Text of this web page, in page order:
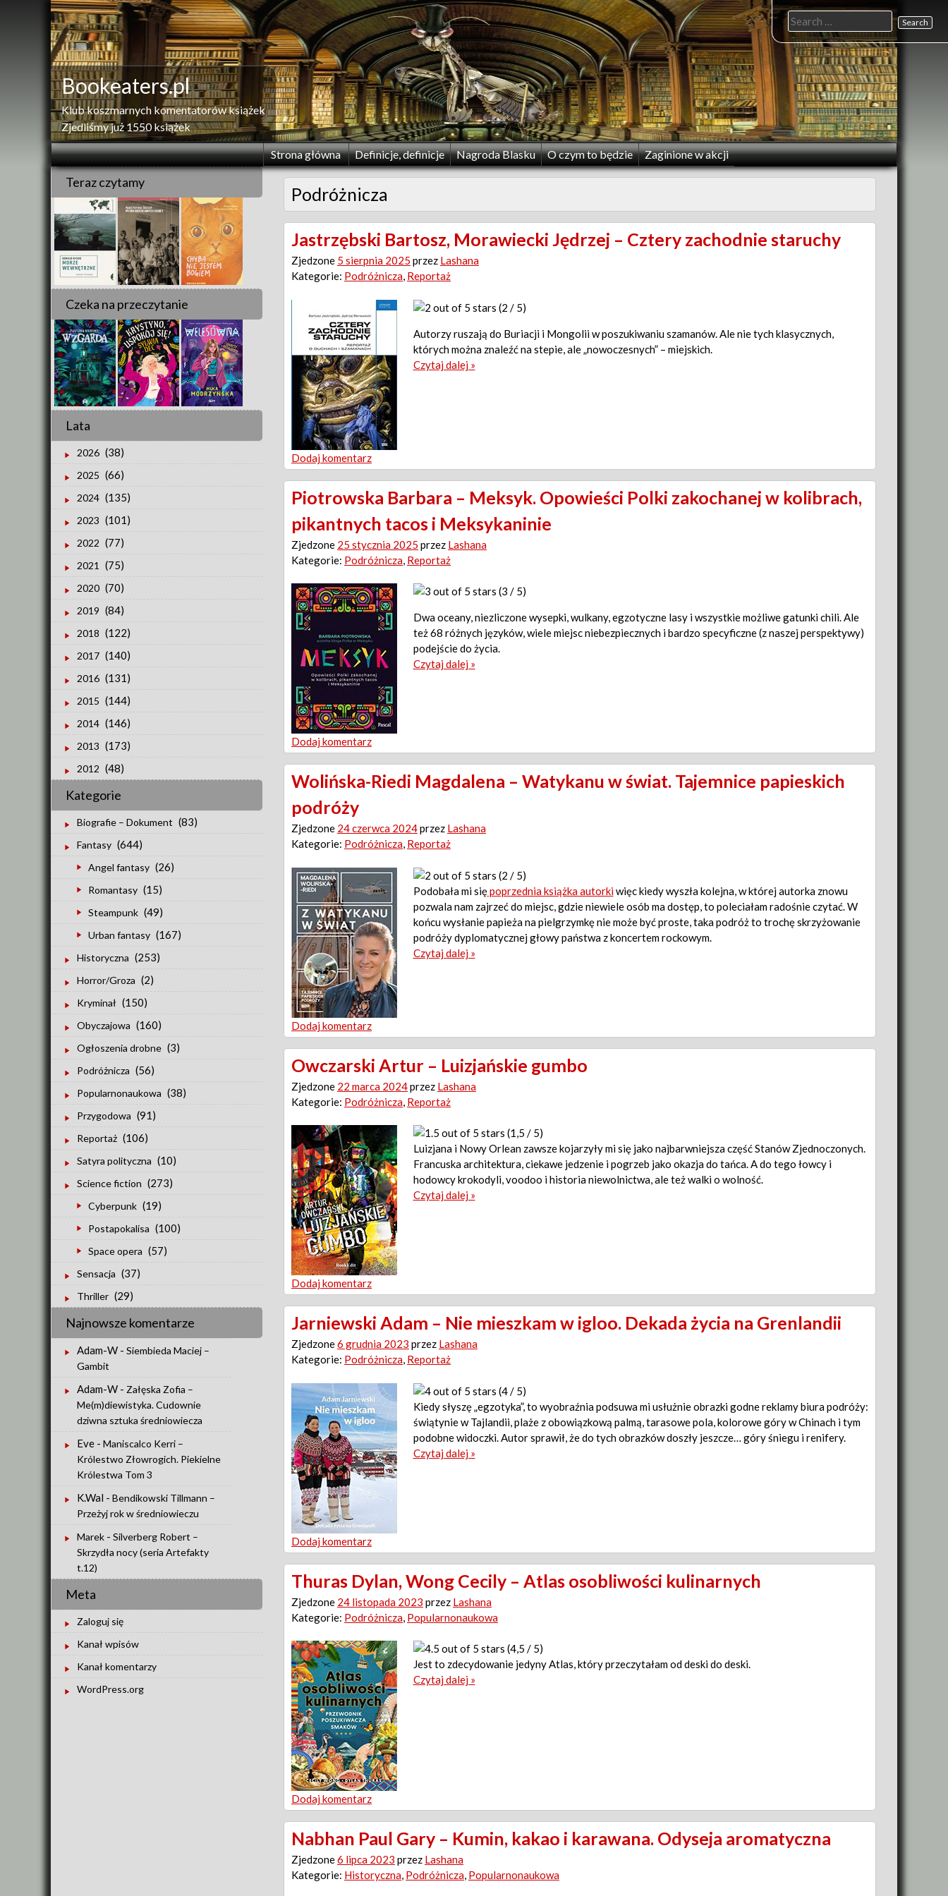
Bookeaters.pl
Klub koszmarnych komentatorów książek
Zjedliśmy już 1550 książek
Strona główna Definicje, definicje Nagroda Blasku O czym to będzie Zaginione w akcji
Search
for:
Podróżnicza
Jastrzębski Bartosz, Morawiecki Jędrzej – Cztery zachodnie staruchy
Zjedzone 5 sierpnia 2025 przez Lashana
Kategorie: Podróżnicza, Reportaż
(2 / 5)
Autorzy ruszają do Buriacji i Mongolii w poszukiwaniu szamanów. Ale nie tych klasycznych,
których można znaleźć na stepie, ale „nowoczesnych” – miejskich.
Czytaj dalej »
Dodaj komentarz
Piotrowska Barbara – Meksyk. Opowieści Polki zakochanej w kolibrach,
pikantnych tacos i Meksykaninie
Zjedzone 25 stycznia 2025 przez Lashana
Kategorie: Podróżnicza Reportaż
(3 / 5)
Dwa oceany, niezliczone wysepki, wulkany, egzotyczne lasy i wszystkie możliwe gatunki chili. Ale
też 68 różnych języków, wiele miejsc niebezpiecznych i bardzo specyficzne (z naszej perspektywy)
podejście do życia.
Czytaj dalej »
Dodaj komentarz
Wolińska-Riedi Magdalena – Watykanu w świat. Tajemnice papieskich
podróży
Zjedzone 24 czerwca 2024przez Lashana
Kategorie: Podróżnicza, Reportaż
(2 / 5)
Podobała mi siępoprzednia książka autorkiwięc kiedy wyszła kolejna, w której autorka znowu
pozwala nam zajrzeć do miejsc, gdzie niewiele osób ma dostęp, to poleciałam radośnie czytać. W
końcu wysłanie papieża na pielgrzymkę nie może być proste, taka podróż to trochę skrzyżowanie
podróży dyplomatycznej głowy państwa z koncertem rockowym.
Czytaj dalej »
Dodaj komentarz
Owczarski Artur – Luizjańskie gumbo
Zjedzone 22 marca 2024przez Lashana
Kategorie: Podróżnicza Reportaż
(1,5 / 5)
Luizjana i Nowy Orlean zawsze kojarzyły mi się jako najbarwniejsza część Stanów Zjednoczonych.
Francuska architektura, ciekawe jedzenie i pogrzeb jako okazja do tańca. A do tego łowcy i
hodowcy krokodyli, voodoo i historia niewolnictwa, ale też walki o wolność.
Czytaj dalej »
Dodaj komentarz
Jarniewski Adam – Nie mieszkam w igloo. Dekada życia na Grenlandii
Zjedzone6 grudnia 2023 przez Lashana
Kategorie: Podróżnicza, Reportaż
(4 / 5)
Kiedy słyszę „egzotyka”, to wyobraźnia podsuwa mi usłużnie obrazki godne reklamy biura podróży:
świątynie w Tajlandii, plaże z obowiązkową palmą, tarasowe pola, kolorowe góry w Chinach i tym
podobne widoczki. Autor sprawił, że do tych obrazków doszły jeszcze… góry śniegu i renifery.
Czytaj dalej »
Dodaj komentarz
Thuras Dylan, Wong Cecily – Atlas osobliwości kulinarnych
Zjedzone 24 listopada 2023 przez Lashana
Kategorie: Podróżnicza Popularnonaukowa
(4,5 / 5)
Jest to zdecydowanie jedyny Atlas, który przeczytałam od deski do deski.
Czytaj dalej »
Dodaj komentarz
Nabhan Paul Gary – Kumin, kakao i karawana. Odyseja aromatyczna
Zjedzone6 lipca 2023 przez Lashana
Kategorie: Historyczna, Podróżnicza, Popularnonaukowa
Teraz czytamy
Czeka na przeczytanie
Lata
2026 (38)
2025 (66)
2024 (135)
2023 (101)
2022 (77)
2021 (75)
2020 (70)
2019 (84)
2018 (122)
2017 (140)
2016 (131)
2015 (144)
2014 (146)
2013 (173)
2012 (48)
Kategorie
Biografie – Dokument (83)
Fantasy (644)
Angel fantasy (26)
Romantasy (15)
Steampunk (49)
Urban fantasy (167)
Historyczna (253)
Horror/Groza (2)
Kryminał (150)
Obyczajowa (160)
Ogłoszenia drobne (3)
Podróżnicza (56)
Popularnonaukowa (38)
Przygodowa (91)
Reportaż (106)
Satyra polityczna (10)
Science fiction (273)
Cyberpunk (19)
Postapokalisa (100)
Space opera (57)
Sensacja (37)
Thriller (29)
Najnowsze komentarze
Adam-W - Siembieda Maciej –
Gambit
Adam-W - Załęska Zofia –
Me(m)diewistyka. Cudownie
dziwna sztuka średniowiecza
Eve - Maniscalco Kerri –
Królestwo Złowrogich. Piekielne
Królestwa Tom 3
K.Wal - Bendikowski Tillmann –
Przeżyj rok w średniowieczu
Marek - Silverberg Robert –
Skrzydła nocy (seria Artefakty
t.12)
Meta
Zaloguj się
Kanał wpisów
Kanał komentarzy
WordPress.org